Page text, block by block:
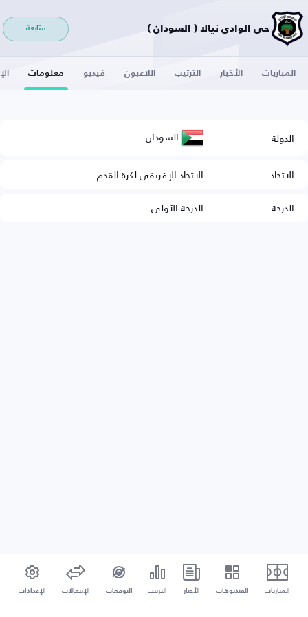
حي الوادي نيالا ( السودان ) متابعة
المباريات الأخبار الترتيب اللاعبون فيديو معلومات
الدولة السودان
الاتحاد
الاتحاد الإفريقي لكرة القدم
الدرجة
الدرجة الأولى
المباريات الفيديوهات الأخبار الترتيب التوقعات الإنتقالات الإعدادات